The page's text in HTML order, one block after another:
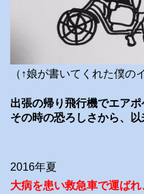
（↑娘が書いてくれた僕の
出張の帰り飛行機でエア
その時の恐ろしさから、以
2016年夏
大病を患い救急車で運ば